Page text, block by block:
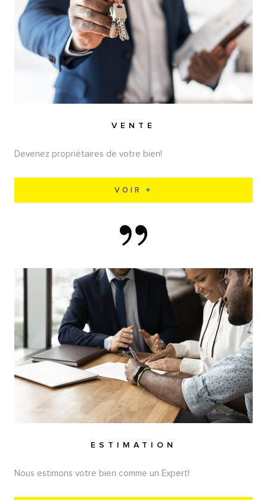
VENTE
Devenez propriétaires de votre bien!
VOIR +
ESTIMATION
Nous estimons votre bien comme un Expert!